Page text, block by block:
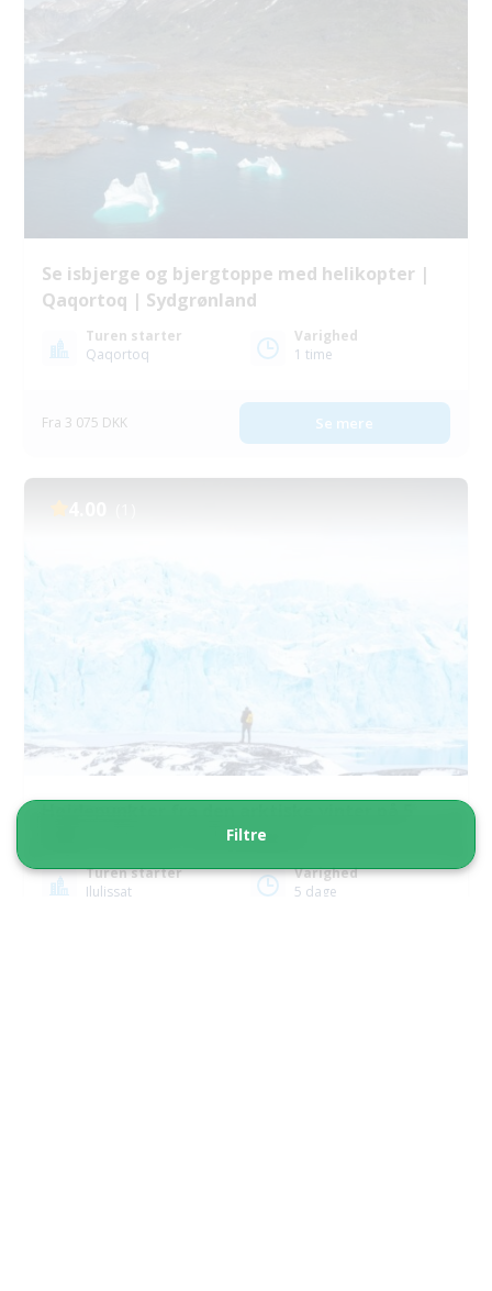
Se isbjerge og bjergtoppe med helikopter |
Qaqortoq | Sydgrønland
Turen starter
Qaqortoq
Varighed
1 time
Fra 3 075 DKK Se mere
dage | Ilulissat | Diskobugten
Turen starter
Ilulissat
Varighed
5 dage
Filtre